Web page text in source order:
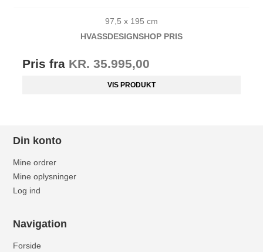
97,5 x 195 cm
HVASSDESIGNSHOP PRIS
Pris fra KR. 35.995,00
VIS PRODUKT
Din konto
Mine ordrer
Mine oplysninger
Log ind
Navigation
Forside